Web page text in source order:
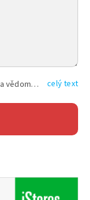
Vyplněním shora uvedených údajů beru na vědomí, že společnost TEXT FACTORY s.r.o., sídlem Brno, Durďákova 336/29, Černá Pole, PSČ: 613 00, IČ: 06157831, zapsané u Krajského soudu v Brně, oddíl C, vložka 100399, bude zpracovávat mé osobní údaje uvedené v rámci mnou vyplněného registračního formuláře na základě oprávněných zájmů TEXT FACTORY s.r.o. dle čl. 6 odst. 1 písm. f) GDPR a pro splnění právních povinností (čl. 6 odst. 1 písm. c) GDPR), a to pro tyto účely: nezbytnost zajistit oprávnění návštěvníka webových stránek provozovaných společností TEXT FACTORY s.r.o. přispívat aktivně ke zveřejněným článkům nebo v rámci diskusních fór a výkon práv TEXT FACTORY s.r.o. jako administrátora těchto diskusních fór. Více informací o zpracování osobních údajů a právech lze nalézt v celý text